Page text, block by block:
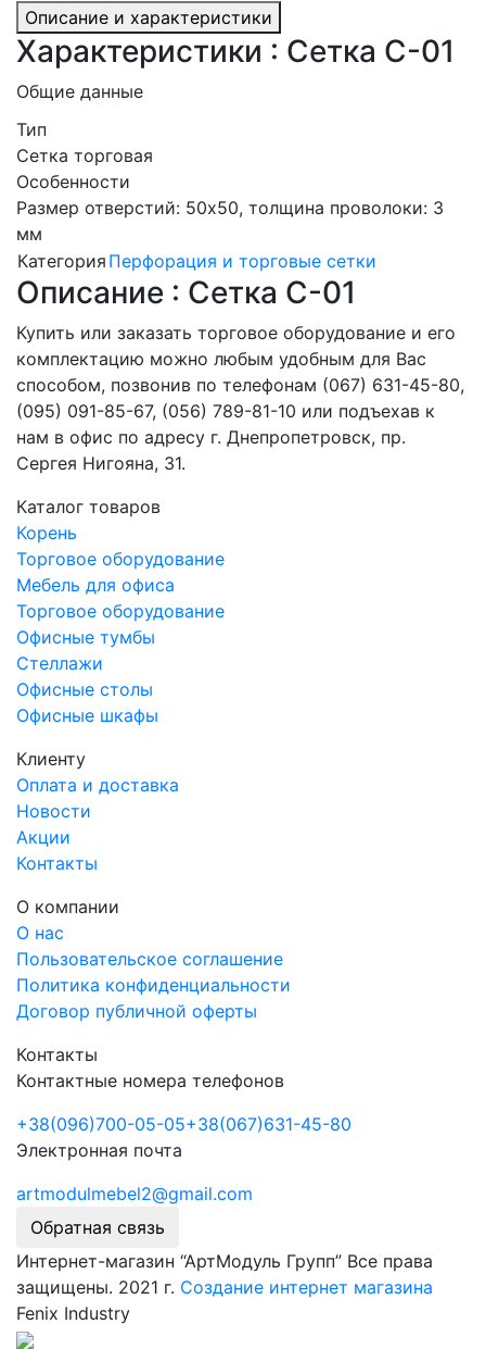
Описание и характеристики
Характеристики : Сетка С-01
Общие данные
Тип
Сетка торговая
Особенности
Размер отверстий: 50х50, толщина проволоки: 3
мм
Категория Перфорация и торговые сетки
Описание : Сетка С-01
Купить или заказать торговое оборудование и его
комплектацию можно любым удобным для Вас
способом, позвонив по телефонам (067) 631-45-80,
(095) 091-85-67, (056) 789-81-10 или подъехав к
нам в офис по адресу г. Днепропетровск, пр.
Сергея Нигояна, 31.
Каталог товаров
Корень
Торговое оборудование
Мебель для офиса
Торговое оборудование
Офисные тумбы
Стеллажи
Офисные столы
Офисные шкафы
Клиенту
Оплата и доставка
Новости
Акции
Контакты
О компании
О нас
Пользовательское соглашение
Политика конфиденциальности
Договор публичной оферты
Контакты
Контактные номера телефонов
+38(096)700-05-05+38(067)631-45-80
Электронная почта
artmodulmebel2@gmail.com
Обратная связь
Интернет-магазин “АртМодуль Групп” Все права
защищены. 2021 г. Создание интернет магазина
Fenix Industry